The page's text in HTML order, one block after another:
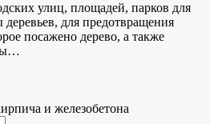
улиц, площадей, парков для
для предотвращения
посажено дерево, а также
и железобетона